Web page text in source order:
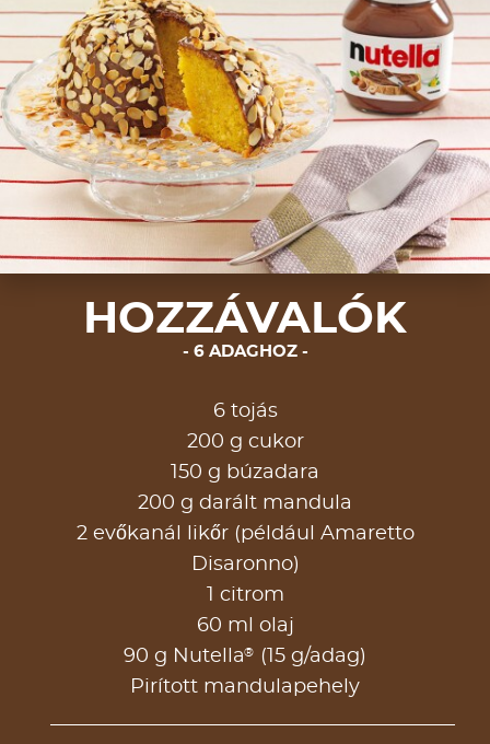
HOZZÁVALÓK
6 ADAGHOZ
6 tojás
200 g cukor
150 g búzadara
200 g darált mandula
2 evőkanál likőr (például Amaretto
Disaronno)
1 citrom
60 ml olaj
90 g Nutella®
(15 g/adag)
Pirított mandulapehely